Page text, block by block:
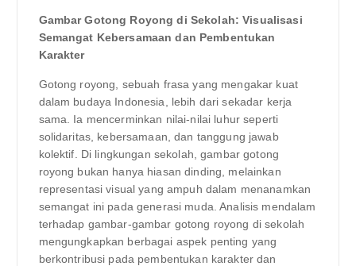
Gambar Gotong Royong di Sekolah: Visualisasi
Semangat Kebersamaan dan Pembentukan
Karakter
Gotong royong, sebuah frasa yang mengakar kuat
dalam budaya Indonesia, lebih dari sekadar kerja
sama. Ia mencerminkan nilai-nilai luhur seperti
solidaritas, kebersamaan, dan tanggung jawab
kolektif. Di lingkungan sekolah, gambar gotong
royong bukan hanya hiasan dinding, melainkan
representasi visual yang ampuh dalam menanamkan
semangat ini pada generasi muda. Analisis mendalam
terhadap gambar-gambar gotong royong di sekolah
mengungkapkan berbagai aspek penting yang
berkontribusi pada pembentukan karakter dan